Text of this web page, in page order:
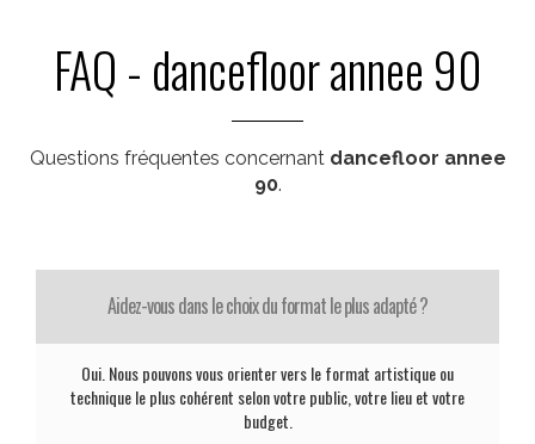
FAQ - dancefloor annee 90
Questions fréquentes concernant dancefloor annee
90.
Aidez-vous dans le choix du format le plus adapté ?
Oui. Nous pouvons vous orienter vers le format artistique ou
technique le plus cohérent selon votre public, votre lieu et votre
budget.